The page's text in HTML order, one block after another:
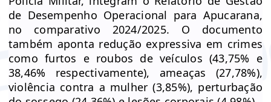
de Desempenho Operacional para Apucarana,
no comparativo 2024/2025. O documento
também aponta redução expressiva em crimes
como furtos e roubos de veículos (43,75% e
38,46% respectivamente), ameaças (27,78%),
violência contra a mulher (3,85%), perturbação